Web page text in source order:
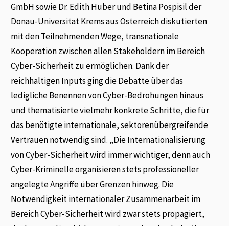
GmbH sowie Dr. Edith Huber und Betina Pospisil der
Donau-Universität Krems aus Österreich diskutierten
mit den Teilnehmenden Wege, transnationale
Kooperation zwischen allen Stakeholdern im Bereich
Cyber-Sicherheit zu ermöglichen. Dank der
reichhaltigen Inputs ging die Debatte über das
ledigliche Benennen von Cyber-Bedrohungen hinaus
und thematisierte vielmehr konkrete Schritte, die für
das benötigte internationale, sektorenübergreifende
Vertrauen notwendig sind. „Die Internationalisierung
von Cyber-Sicherheit wird immer wichtiger, denn auch
Cyber-Kriminelle organisieren stets professioneller
angelegte Angriffe über Grenzen hinweg. Die
Notwendigkeit internationaler Zusammenarbeit im
Bereich Cyber-Sicherheit wird zwar stets propagiert,